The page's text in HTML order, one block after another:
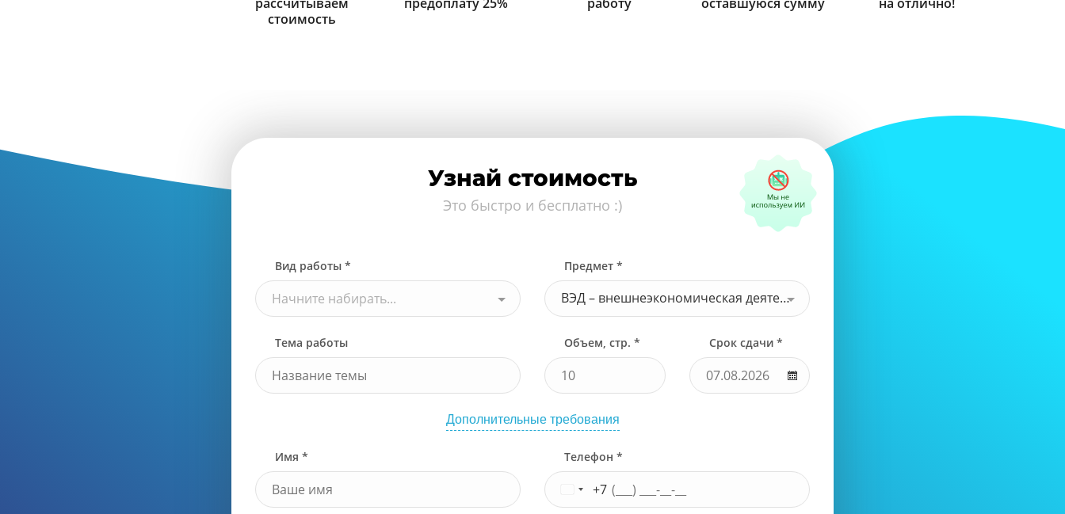
стоимость
Узнай стоимость
Это быстро и бесплатно :)
Вид работы *
Начните набирать...
Предмет *
ВЭД – внешнеэкономическая деятельность
Тема работы Объем, стр. * Срок сдачи *
Дополнительные требования
Имя * Телефон *
+7